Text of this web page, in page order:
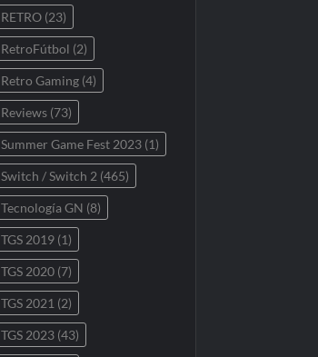
RETRO(23)
RetroFútbol (2)
Retro Gaming(4)
Reviews(73)
Summer Game Fest 2023(1)
Switch / Switch 2 (465)
Tecnología GN (8)
TGS 2019(1)
TGS 2020(7)
TGS 2021 (2)
TGS 2023(43)